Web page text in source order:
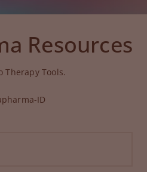
Resources
Therapy Tools.
ID